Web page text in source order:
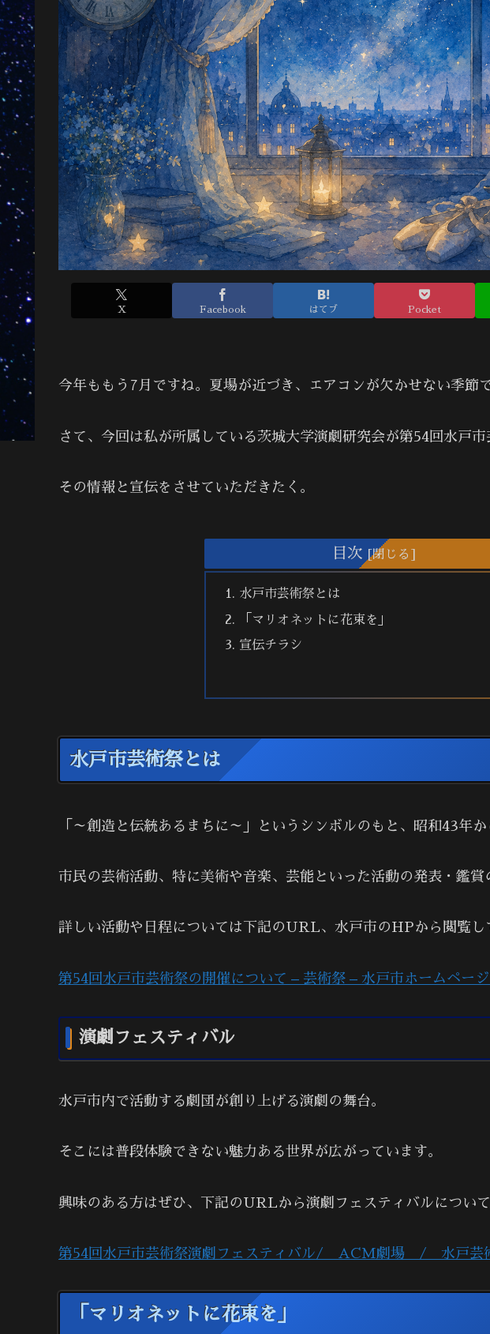
X Facebook はてブ Pocket
今年ももう7月ですね。夏場が近づき、エアコンが欠かせない季節で
さて、今回は私が所属している茨城大学演劇研究会が第54回水戸市
その情報と宣伝をさせていただきたく。
目次
水戸市芸術祭とは
「マリオネットに花束を」
宣伝チラシ
水戸市芸術祭とは
「～創造と伝統あるまちに～」というシンボルのもと、昭和43年か
市民の芸術活動、特に美術や音楽、芸能といった活動の発表・鑑賞
詳しい活動や日程については下記のURL、水戸市のHPから閲覧し
第54回水戸市芸術祭の開催について – 芸術祭 – 水戸市ホームペー
演劇フェスティバル
水戸市内で活動する劇団が創り上げる演劇の舞台。
そこには普段体験できない魅力ある世界が広がっています。
興味のある方はぜひ、下記のURLから演劇フェスティバルについ
第54回水戸市芸術祭演劇フェスティバル/ ACM劇場 / 水戸芸
「マリオネットに花束を」